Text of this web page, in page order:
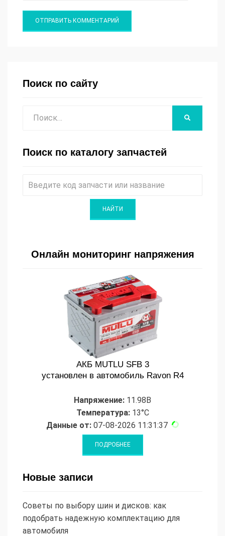
Поиск по сайту
Поиск по каталогу запчастей
Онлайн мониторинг напряжения
АКБ MUTLU SFB 3
установлен в автомобиль Ravon R4
Напряжение: 11.98В
Температура:13°C
Данные от: 07-08-2026 11:31:37
Новые записи
Советы по выбору шин и дисков: как
подобрать надежную комплектацию для
автомобиля